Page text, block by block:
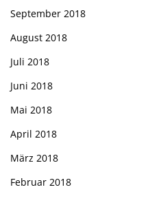
September 2018
August 2018
Juli 2018
Juni 2018
Mai 2018
April 2018
März 2018
Februar 2018